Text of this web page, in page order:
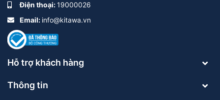
Điện thoại:19000026
Email: info@kitawa.vn
Hỗ trợ khách hàng
Thông tin